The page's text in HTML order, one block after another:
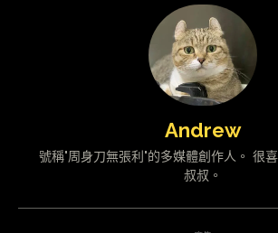
Andrew
號稱"周身刀無張利"的多媒體創作人。 很
叔叔。